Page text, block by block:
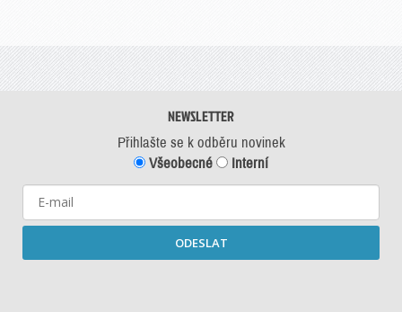
NEWSLETTER
Přihlašte se k odběru novinek
Všeobecné
Interní
ODESLAT